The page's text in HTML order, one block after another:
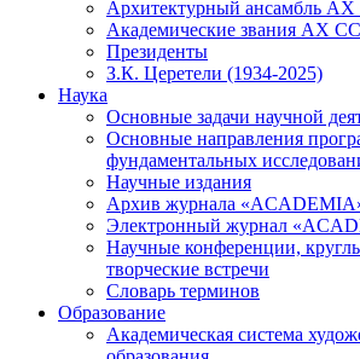
Архитектурный ансамбль
Академические звания АХ
Президенты
З.К. Церетели (1934-2025)
Наука
Основные задачи научной
Основные направления
фундаментальных
Научные издания
Архив журнала
Электронный журнал
Научные конференции,
творческие встречи
Словарь терминов
Образование
Академическая система